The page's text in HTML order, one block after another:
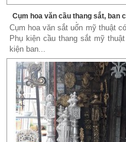
Cụm hoa văn cầu thang sắt, ban
sắt
Cụm hoa văn sắt uốn mỹ thuật
Phụ kiện cầu thang sắt mỹ
kiện ban...